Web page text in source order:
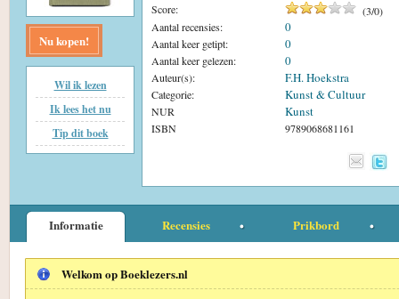
Nu kopen!
Wil ik lezen
Ik lees het nu
Tip dit boek
Score: (3/0)
Aantal recensies:
0
Aantal keer getipt: 0
Aantal keer gelezen: 0
Auteur(s): F.H. Hoekstra
Categorie: Kunst & Cultuur
NUR Kunst
ISBN 9789068681161
Informatie Recensies Prikbord
Welkom op Boeklezers.nl